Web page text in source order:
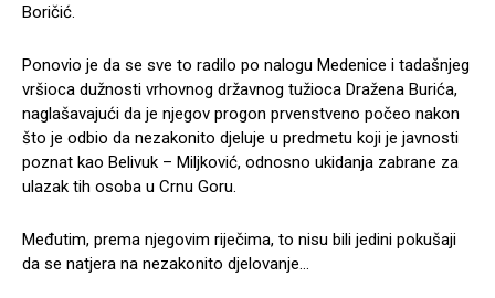
Boričić.
Ponovio je da se sve to radilo po nalogu Medenice i tadašnjeg
vršioca dužnosti vrhovnog državnog tužioca Dražena Burića,
naglašavajući da je njegov progon prvenstveno počeo nakon
što je odbio da nezakonito djeluje u predmetu koji je javnosti
poznat kao Belivuk – Miljković, odnosno ukidanja zabrane za
ulazak tih osoba u Crnu Goru.
Međutim, prema njegovim riječima, to nisu bili jedini pokušaji
da se natjera na nezakonito djelovanje…